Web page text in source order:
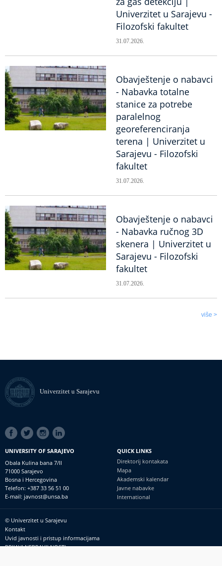
Univerzitet u Sarajevu -
Filozofski fakultet
31.07.2026.
Obavještenje o nabavci
- Nabavka totalne
stanice za potrebe
paralelnog
georeferenciranja
terena | Univerzitet u
Sarajevu - Filozofski
fakultet
31.07.2026.
Obavještenje o nabavci
- Nabavka ručnog 3D
skenera | Univerzitet u
Sarajevu - Filozofski
fakultet
31.07.2026.
više >
Univerzitet u Sarajevu
SOCIAL
LINKS
UNIVERSITY OF SARAJEVO
Obala Kulina bana 7/II
71000 Sarajevo
Bosna i Hercegovina
Telefon: +387 33 56 51 00
E-mail: javnost@unsa.ba
QUICK LINKS
Direktorij kontakata
Mapa
Akademski kalendar
Javne nabavke
International
Footer
meni
© Univerzitet u Sarajevu
Kontakt
Uvid javnosti i pristup informacijama
PRIJAVI NEPRAVILNOSTI